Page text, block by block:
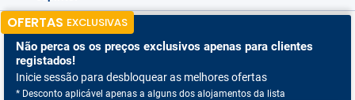
OFERTAS EXCLUSIVAS
Não perca os os preços exclusivos apenas para clientes
registados!
Inicie sessão para desbloquear as melhores ofertas
* Desconto aplicável apenas a alguns dos alojamentos da lista